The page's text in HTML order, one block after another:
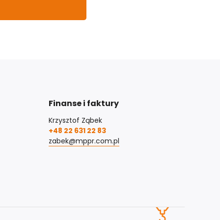
Finanse i faktury
Krzysztof Ząbek
+48 22 631 22 83
zabek@mppr.com.pl